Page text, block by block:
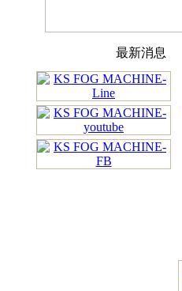
最新消息